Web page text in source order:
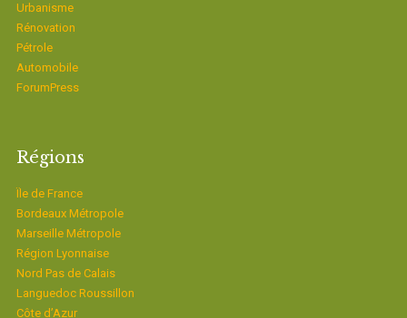
Urbanisme
Rénovation
Pétrole
Automobile
ForumPress
Régions
Ïle de France
Bordeaux Métropole
Marseille Métropole
Région Lyonnaise
Nord Pas de Calais
Languedoc Roussillon
Côte d’Azur